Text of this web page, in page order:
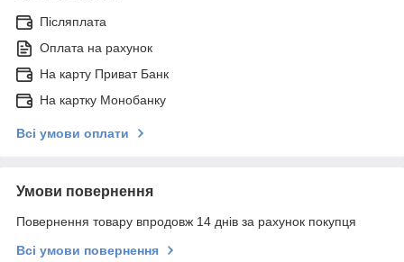
Післяплата
Оплата на рахунок
На карту Приват Банк
На картку Монобанку
Всі умови оплати
Умови повернення
Повернення товару впродовж 14 днів за рахунок покупця
Всі умови повернення